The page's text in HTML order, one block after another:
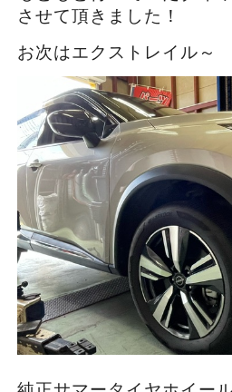
させて頂きました！
お次はエクストレイル～